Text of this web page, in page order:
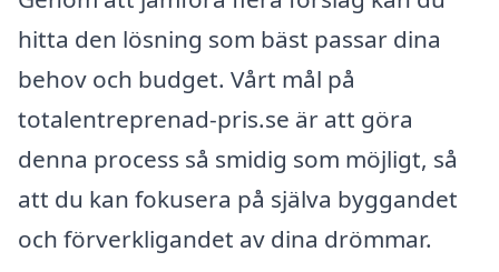
hitta den lösning som bäst passar dina
behov och budget. Vårt mål på
totalentreprenad-pris.se är att göra
denna process så smidig som möjligt, så
att du kan fokusera på själva byggandet
och förverkligandet av dina drömmar.